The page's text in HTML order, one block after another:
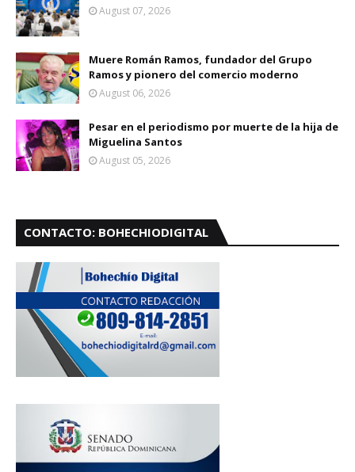
August 07, 2026
Muere Román Ramos, fundador del Grupo
Ramos y pionero del comercio moderno
August 06, 2026
Pesar en el periodismo por muerte de la hija de
Miguelina Santos
August 05, 2026
CONTACTO: BOHECHIODIGITAL